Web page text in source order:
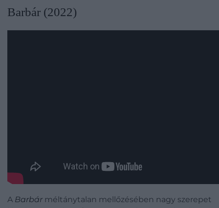
Barbár (2022)
A Barbár méltánytalan mellőzésében nagy szerepet